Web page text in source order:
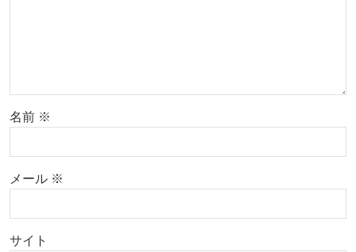
名前 ※
メール ※
サイト